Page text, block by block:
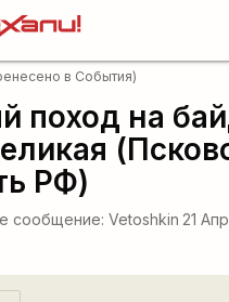
в События)
поход на
РФ)
сообщение: Vetoshkin 21